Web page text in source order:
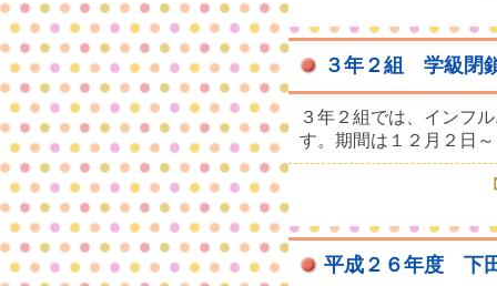
３年２組 学級閉
３年２組では、インフ
す。期間は１２月２日
平成２６年度 下